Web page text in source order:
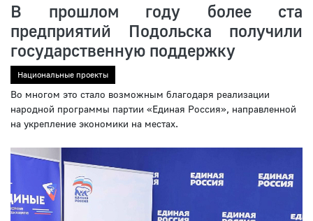
В прошлом году более ста
предприятий Подольска получили
государственную поддержку
Национальные проекты
Во многом это стало возможным благодаря реализации
народной программы партии «Единая Россия», направленной
на укрепление экономики на местах.